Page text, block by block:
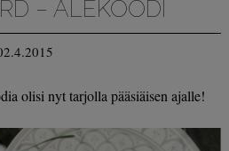
– ALEKOODI
olisi nyt tarjolla pääsiäisen ajalle!